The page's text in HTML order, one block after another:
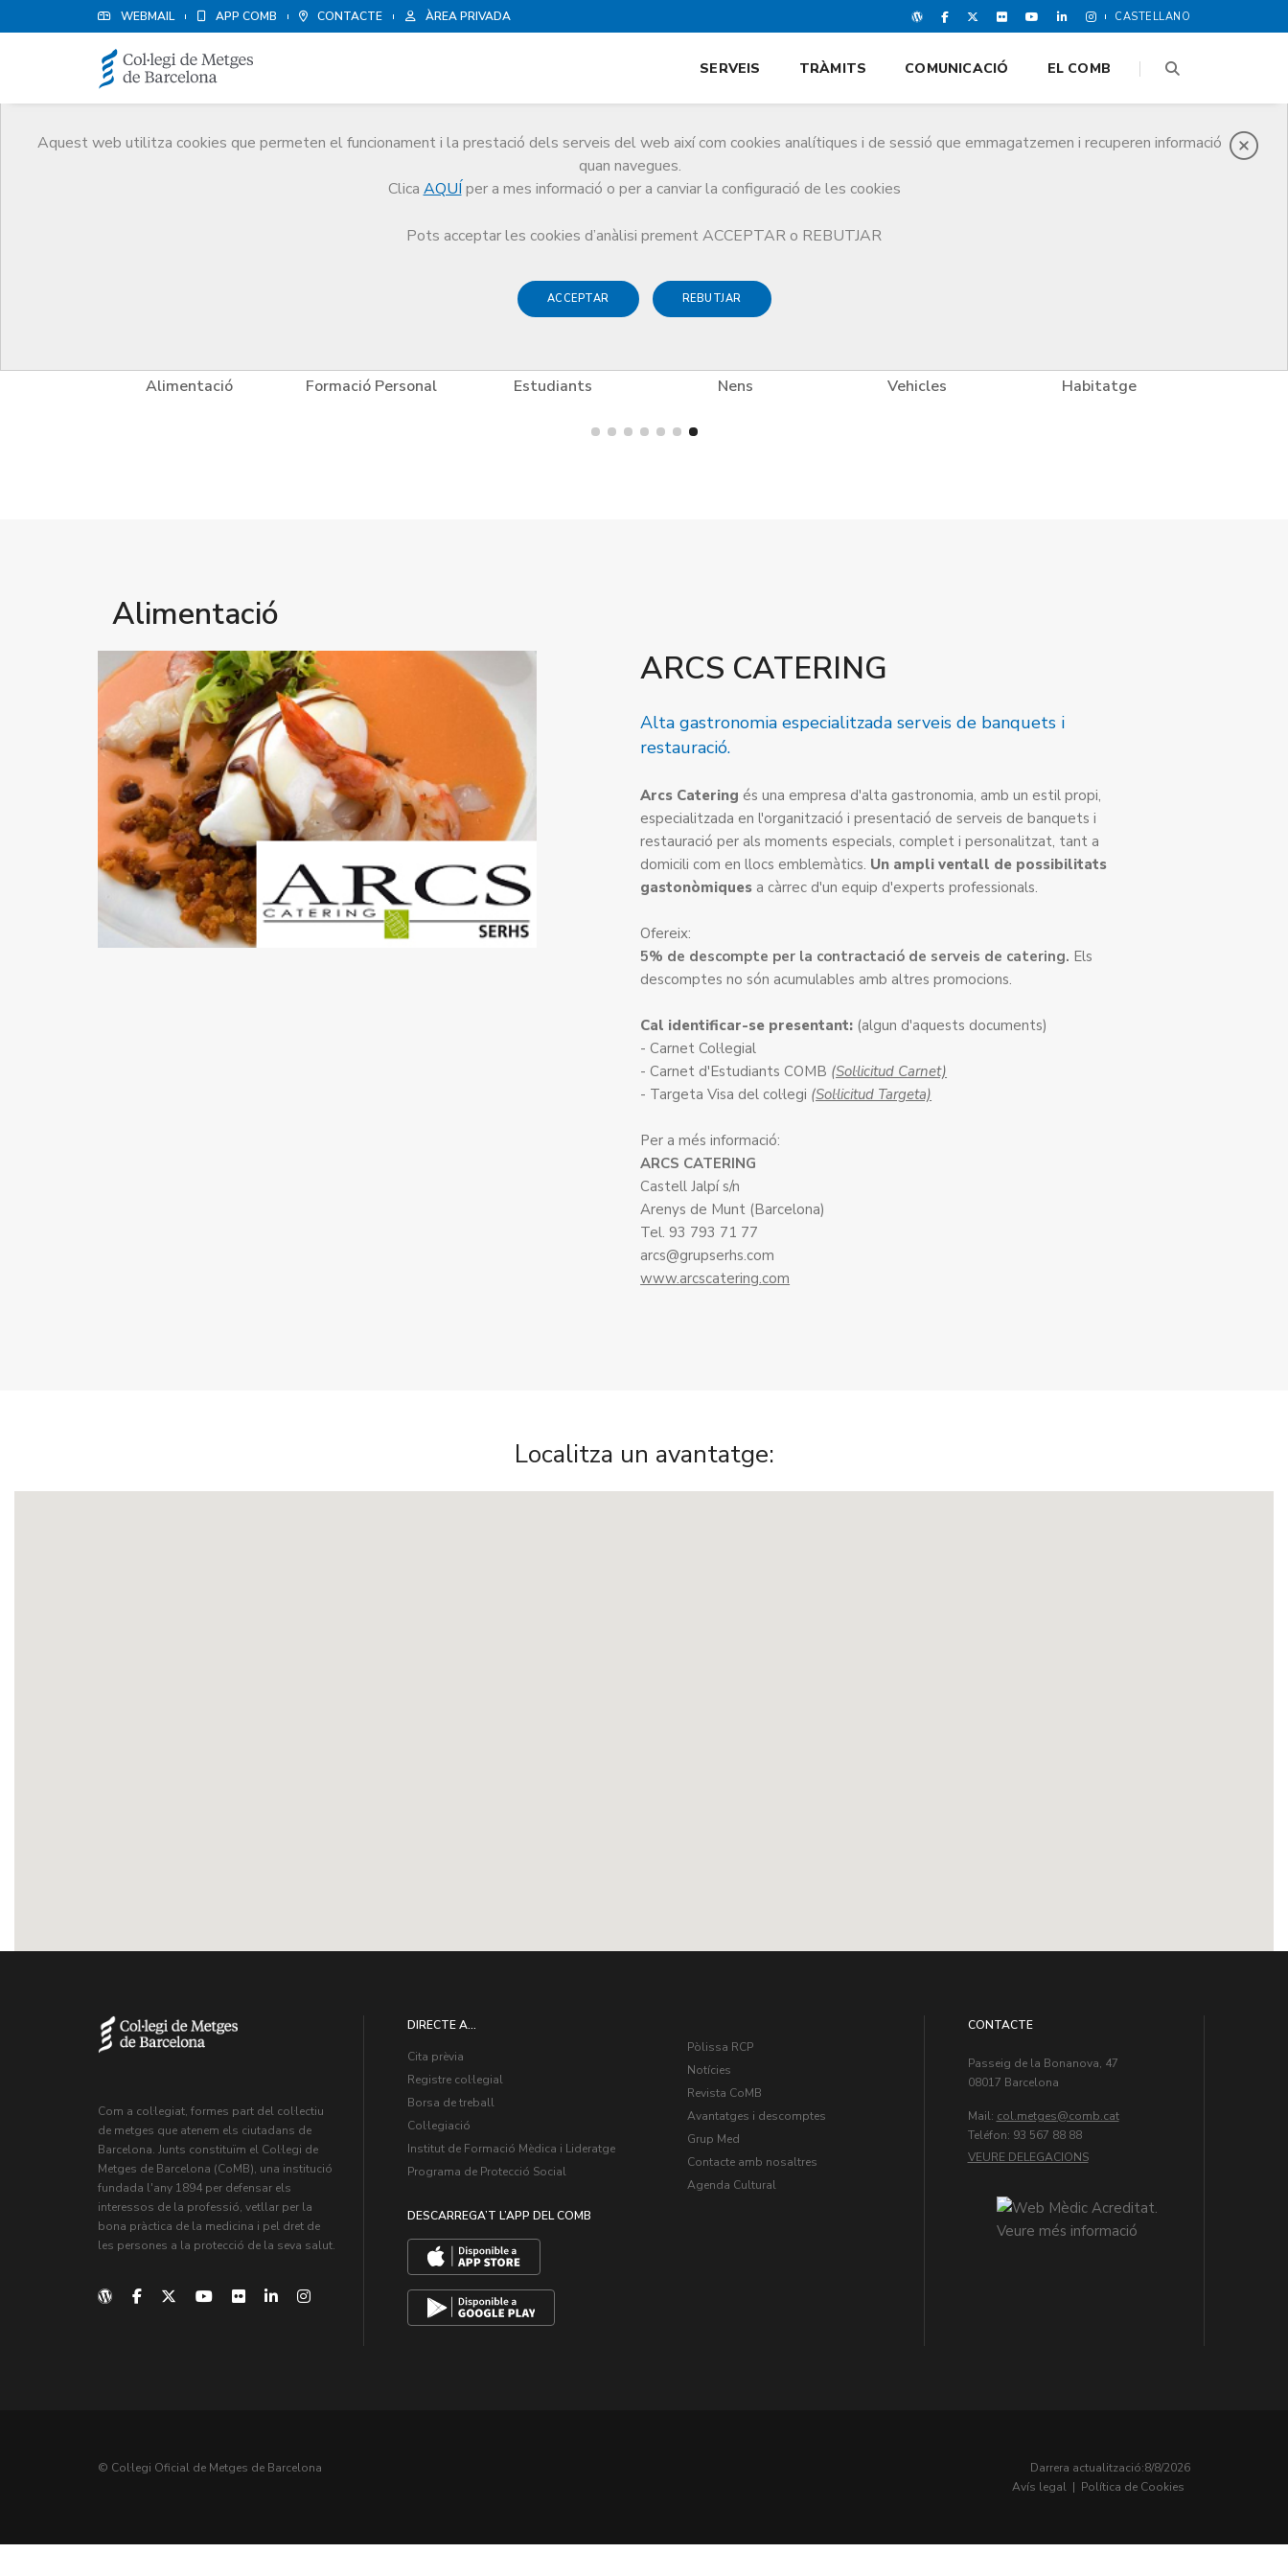
WEBMAIL APP COMB CONTACTE ÀREA PRIVADA CASTELLANO
Aquest web utilitza cookies que permeten el funcionament i la prestació dels serveis del web així com cookies analítiques i de sessió que emmagatzemen i recuperen informació
quan navegues.
Clica AQUÍ per a mes informació o per a canviar la configuració de les cookies
Pots acceptar les cookies d’anàlisi prement ACCEPTAR o REBUTJAR
ACCEPTAR REBUTJAR
SERVEIS TRÀMITS COMUNICACIÓ EL COMB
Avantatges i descomptes Alimentació ARCS CATERING
Alimentació Formació Personal Estudiants Nens Vehicles Habitatge
Alimentació
ARCS CATERING
Alta gastronomia especialitzada serveis de banquets i
restauració.
Arcs Catering és una empresa d'alta gastronomia, amb un estil propi,
especialitzada en l'organització i presentació de serveis de banquets i
restauració per als moments especials, complet i personalitzat, tant a
domicili com en llocs emblemàtics. Un ampli ventall de possibilitats
gastonòmiques a càrrec d'un equip d'experts professionals.
Ofereix:
5% de descompte per la contractació de serveis de catering. Els
descomptes no són acumulables amb altres promocions.
Cal identificar-se presentant: (algun d'aquests documents)
- Carnet Col·legial
- Carnet d'Estudiants COMB (Sol·licitud Carnet)
- Targeta Visa del col·legi (Sol·licitud Targeta)
Per a més informació:
ARCS CATERING
Castell Jalpí s/n
Arenys de Munt (Barcelona)
Tel. 93 793 71 77
arcs@grupserhs.com
www.arcscatering.com
Localitza un avantatge:
Com a col·legiat, formes part del col·lectiu
de metges que atenem els ciutadans de
Barcelona. Junts constituïm el Col·legi de
Metges de Barcelona (CoMB), una institució
fundada l'any 1894 per defensar els
interessos de la professió, vetllar per la
bona pràctica de la medicina i pel dret de
les persones a la protecció de la seva salut.
DIRECTE A...
Cita prèvia
Registre col·legial
Borsa de treball
Col·legiació
Institut de Formació Mèdica i Lideratge
Programa de Protecció Social
DESCARREGA’T L’APP DEL COMB
Pòlissa RCP
Notícies
Revista CoMB
Avantatges i descomptes
Grup Med
Contacte amb nosaltres
Agenda Cultural
CONTACTE
Passeig de la Bonanova, 47
08017 Barcelona
Mail: col.metges
Teléfon: 93 567 88 88
VEURE DELEGACIONS
© Col·legi Oficial de Metges de Barcelona Darrera actualització:8/8/2026
Avís legal | Política de Cookies